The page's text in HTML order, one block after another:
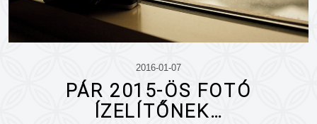
2016-01-07
PÁR 2015-ÖS FOTÓ
ÍZELÍTŐNEK…